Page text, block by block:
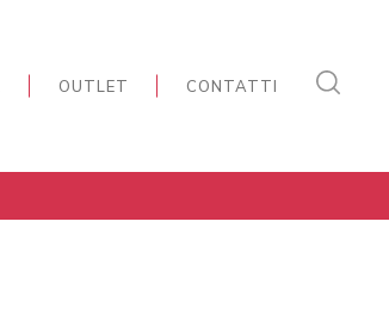
OUTLET CONTATTI